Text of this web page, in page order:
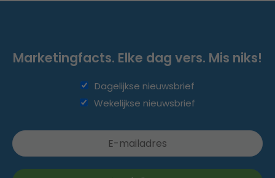
Marketingfacts. Elke dag vers. Mis niks!
Dagelijkse nieuwsbrief
Wekelijkse nieuwsbrief